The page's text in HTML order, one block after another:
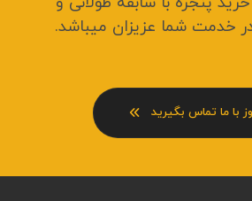
خدمت شما عزیزان میباشد.
با ما تماس بگیرید